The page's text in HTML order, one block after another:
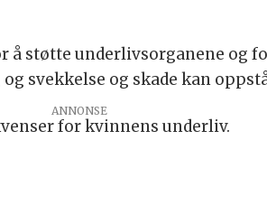
støtte underlivsorganene og
svekkelse og skade kan
for kvinnens underliv.